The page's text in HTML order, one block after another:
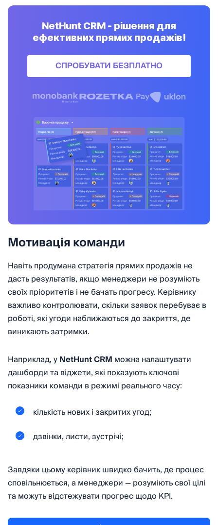
NetHunt CRM - рішення для
ефективних прямих продажів!
СПРОБУВАТИ БЕЗПЛАТНО
Мотивація команди
Навіть продумана стратегія прямих продажів не
дасть результатів, якщо менеджери не розуміють
своїх пріоритетів і не бачать прогресу. Керівнику
важливо контролювати, скільки заявок перебуває в
роботі, які угоди наближаються до закриття, де
виникають затримки.
Наприклад, уNetHunt CRM можна налаштувати
дашборди та віджети, які показують ключові
показники команди в режимі реального часу:
кількість нових і закритих угод;
дзвінки, листи, зустрічі;
Завдяки цьому керівник швидко бачить, де процес
сповільнюється, а менеджери — розуміють свої цілі
та можуть відстежувати прогрес щодо KPI.